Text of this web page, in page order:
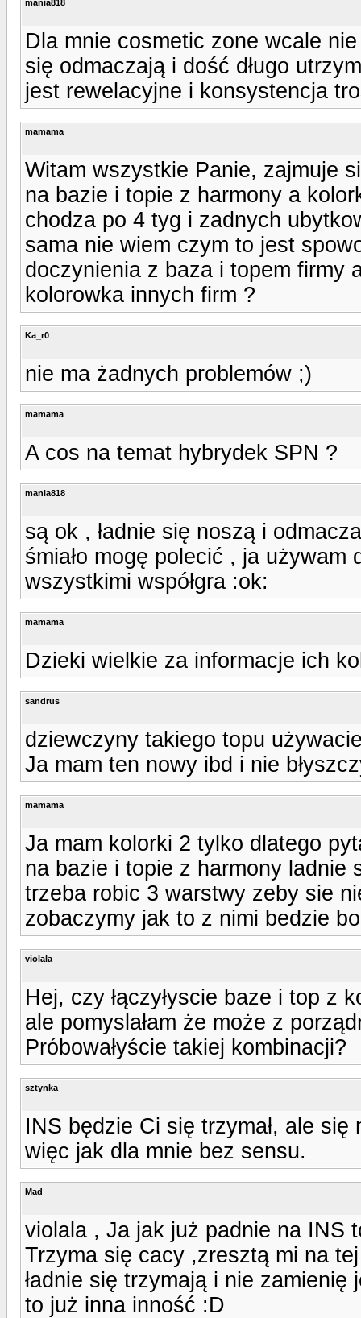
mania818
Dla mnie cosmetic zone wcale
się odmaczają i dość długo
jest rewelacyjne i konsystencja
mamama
Witam wszystkie Panie, zajmuje
na bazie i topie z harmony a
chodza po 4 tyg i zadnych
sama nie wiem czym to jest
doczynienia z baza i topem firmy
kolorowka innych firm ?
Ka_r0
nie ma żadnych problemów ;)
mamama
A cos na temat hybrydek SPN ?
mania818
są ok , ładnie się noszą i
śmiało mogę polecić , ja
wszystkimi współgra :ok:
mamama
Dzieki wielkie za informacje ich
sandrus
dziewczyny takiego topu
Ja mam ten nowy ibd i nie
mamama
Ja mam kolorki 2 tylko dlatego
na bazie i topie z harmony ladnie
trzeba robic 3 warstwy zeby sie
zobaczymy jak to z nimi bedzie
violala
Hej, czy łączyłyscie baze i top z
ale pomyslałam że może z
Próbowałyście takiej kombinacji?
sztynka
INS będzie Ci się trzymał, ale
więc jak dla mnie bez sensu.
Mad
violala , Ja jak już padnie na INS
Trzyma się cacy ,zresztą mi na
ładnie się trzymają i nie
to już inna inność :D